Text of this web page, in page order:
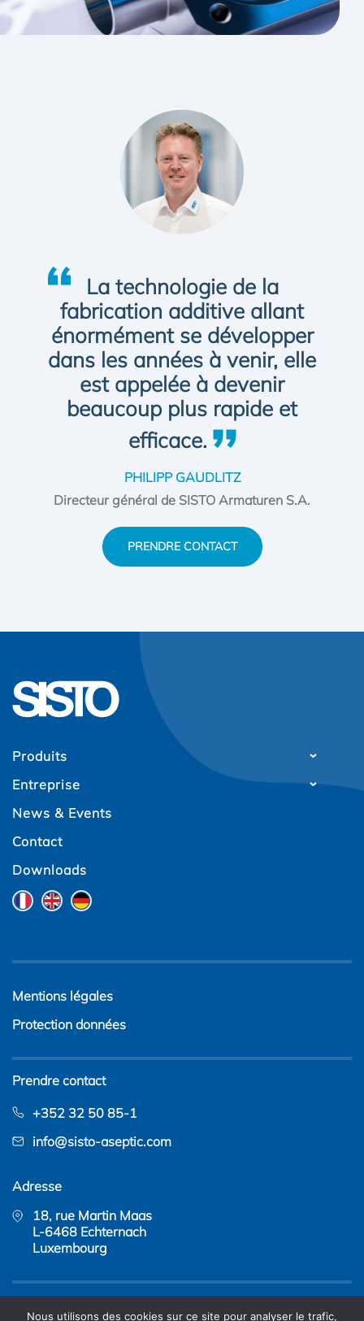
La technologie de la
fabrication additive allant
énormément se développer
dans les années à venir, elle
est appelée à devenir
beaucoup plus rapide et
efficace.
PHILIPP GAUDLITZ
Directeur général de SISTO Armaturen S.A.
PRENDRE CONTACT
Produits
Entreprise
News & Events
Contact
Downloads
Mentions légales
Protection données
Prendre contact
+352 32 50 85-1
info@sisto-aseptic.com
Adresse
18, rue Martin Maas
L-6468 Echternach
Luxembourg
Nous utilisons des cookies sur ce site pour analyser le trafic,